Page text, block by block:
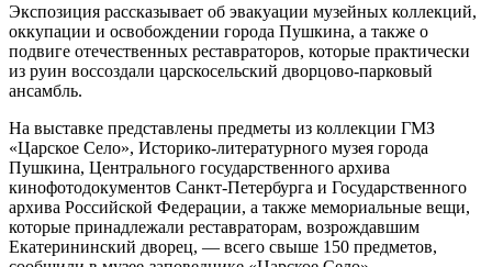
Экспозиция рассказывает об эвакуации музейных коллекций,
оккупации и освобождении города Пушкина, а также о
подвиге отечественных реставраторов, которые практически
из руин воссоздали царскосельский дворцово-парковый
ансамбль.
На выставке представлены предметы из коллекции ГМЗ
«Царское Село», Историко-литературного музея города
Пушкина, Центрального государственного архива
кинофотодокументов Санкт-Петербурга и Государственного
архива Российской Федерации, а также мемориальные вещи,
которые принадлежали реставраторам, возрождавшим
Екатерининский дворец, — всего свыше 150 предметов,